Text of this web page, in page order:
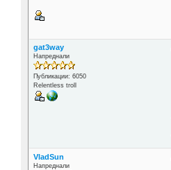
gat3way
Напреднали
Публикации: 6050
Relentless troll
VladSun
Напреднали